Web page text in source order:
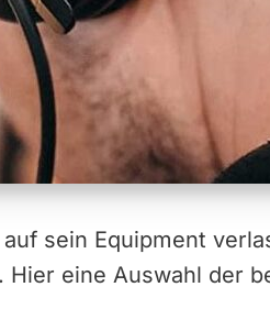
sein Equipment
eine Auswahl der